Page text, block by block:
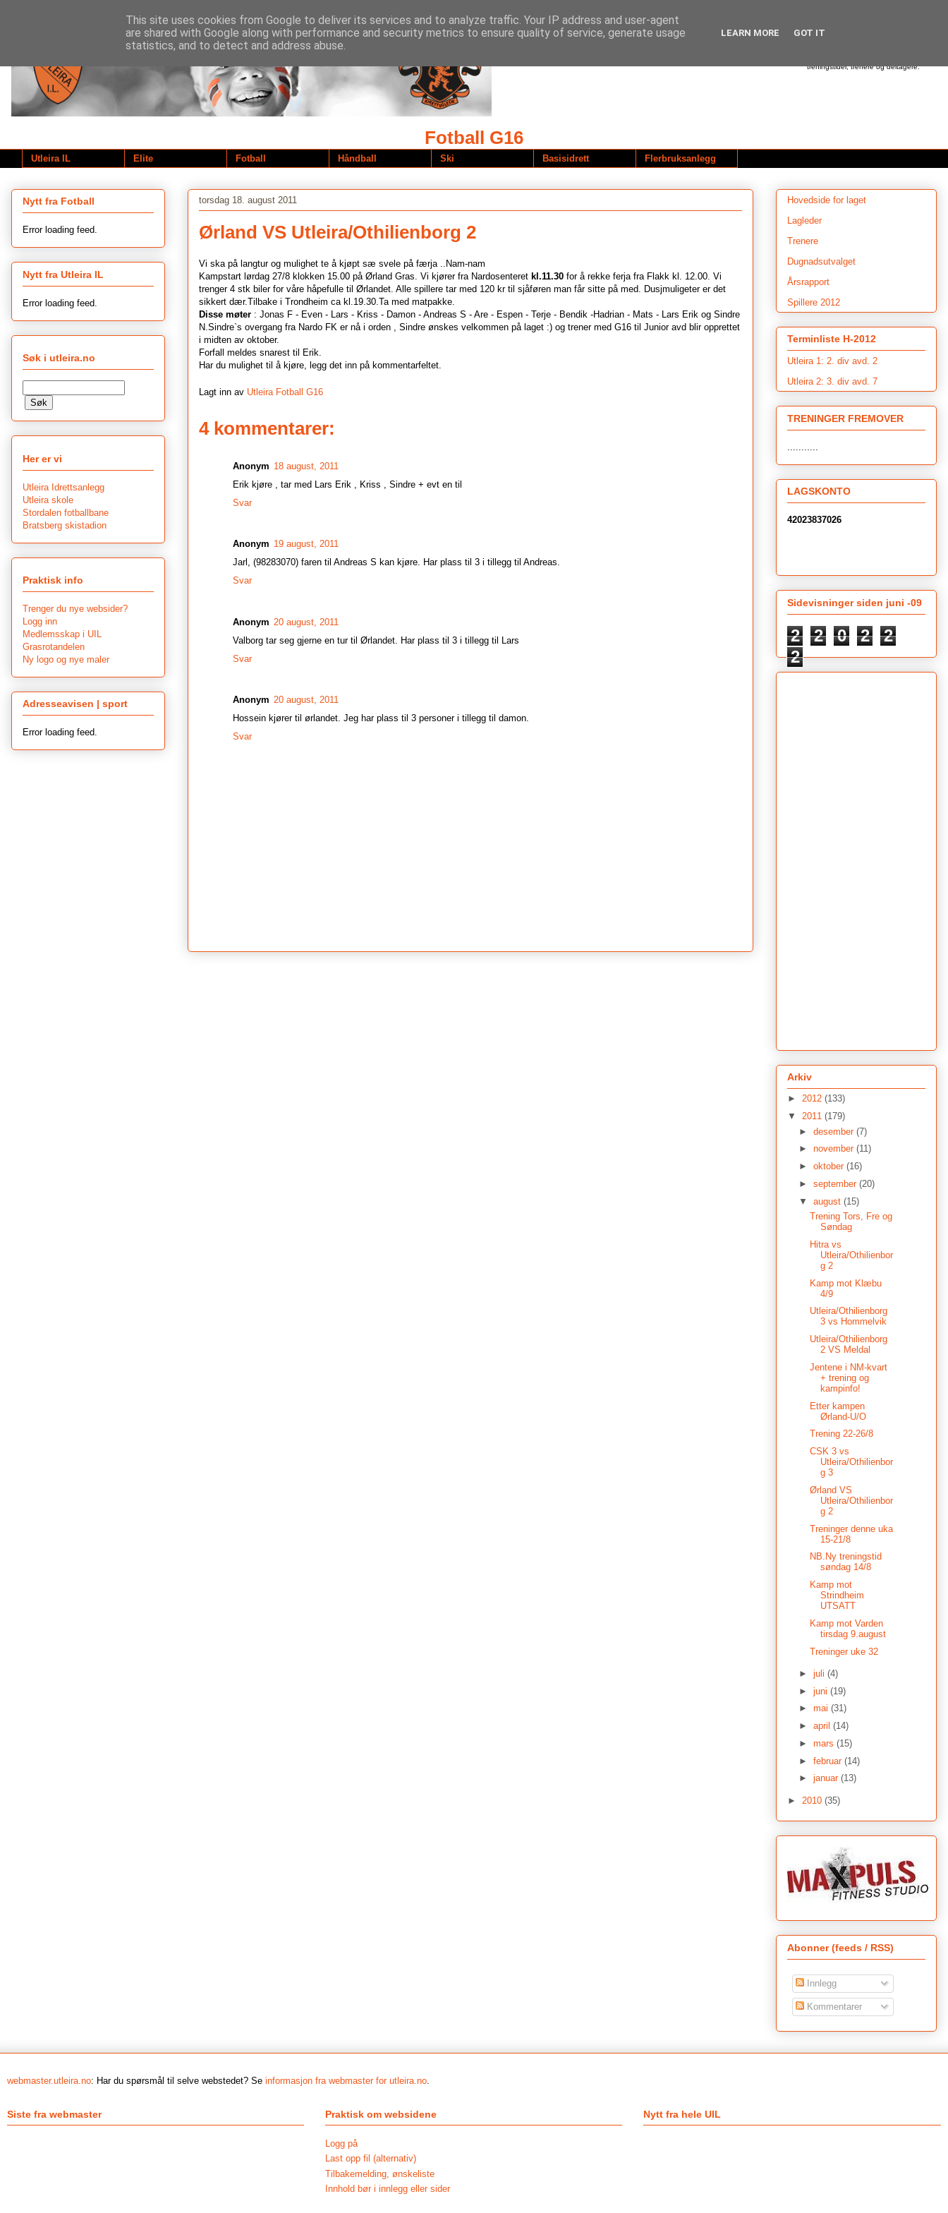
Dette er hjemmesiden til Utleira Idrettslag.
treningstider, trenere og deltagere.
Fotball G16
Utleira IL Elite Fotball Håndball Ski Basisidrett Flerbruksanlegg
torsdag 18. august 2011
Ørland VS Utleira/Othilienborg 2
Vi ska på langtur og mulighet te å kjøpt sæ svele på færja ..Nam-nam
Kampstart lørdag 27/8 klokken 15.00 på Ørland Gras. Vi kjører fra Nardosenteret kl.11.30 for å rekke ferja fra Flakk kl. 12.00. Vi
trenger 4 stk biler for våre håpefulle til Ørlandet. Alle spillere tar med 120 kr til sjåføren man får sitte på med. Dusjmuligeter er det
sikkert dær.Tilbake i Trondheim ca kl.19.30.Ta med matpakke.
Disse møter : Jonas F - Even - Lars - Kriss - Damon - Andreas S - Are - Espen - Terje - Bendik -Hadrian - Mats - Lars Erik og Sindre
N.Sindre`s overgang fra Nardo FK er nå i orden , Sindre ønskes velkommen på laget :) og trener med G16 til Junior avd blir opprettet
i midten av oktober.
Forfall meldes snarest til Erik.
Har du mulighet til å kjøre, legg det inn på kommentarfeltet.
Lagt inn av Utleira Fotball G16
4 kommentarer:
Anonym 18 august, 2011
Erik kjøre , tar med Lars Erik , Kriss , Sindre + evt en til
Svar
Anonym 19 august, 2011
Jarl, (98283070) faren til Andreas S kan kjøre. Har plass til 3 i tillegg til Andreas.
Svar
Anonym 20 august, 2011
Valborg tar seg gjerne en tur til Ørlandet. Har plass til 3 i tillegg til Lars
Svar
Anonym 20 august, 2011
Hossein kjører til ørlandet. Jeg har plass til 3 personer i tillegg til damon.
Svar
Nytt fra Fotball
Error loading feed.
Nytt fra Utleira IL
Error loading feed.
Søk i utleira.no
Her er vi
Utleira Idrettsanlegg
Utleira skole
Stordalen fotballbane
Bratsberg skistadion
Praktisk info
Trenger du nye websider?
Logg inn
Medlemsskap i UIL
Grasrotandelen
Ny logo og nye maler
Adresseavisen | sport
Error loading feed.
Hovedside for laget
Lagleder
Trenere
Dugnadsutvalget
Årsrapport
Spillere 2012
Terminliste H-2012
Utleira 1: 2. div avd. 2
Utleira 2: 3. div avd. 7
TRENINGER FREMOVER
LAGSKONTO
42023837026
Sidevisninger siden juni -09
2 2 0 2
2
2
Arkiv
► 2012 (133)
▼ 2011 (179)
► desember (7)
► november (11)
► oktober (16)
► september (20)
▼ august (15)
Trening Tors, Fre og
Søndag
Hitra vs
Utleira/Othilienbor
g 2
Kamp mot Klæbu
4/9
Utleira/Othilienborg
3 vs Hommelvik
Utleira/Othilienborg
2 VS Meldal
Jentene i NM-kvart
+ trening og
kampinfo!
Etter kampen
Ørland-U/O
Trening 22-26/8
CSK 3 vs
Utleira/Othilienbor
g 3
Ørland VS
Utleira/Othilienbor
g 2
Treninger denne uka
15-21/8
NB.Ny treningstid
søndag 14/8
Kamp mot
Strindheim
UTSATT
Kamp mot Varden
tirsdag 9.august
Treninger uke 32
► juli (4)
► juni (19)
► mai (31)
► april (14)
► mars (15)
► februar (14)
► januar (13)
► 2010 (35)
Abonner (feeds / RSS)
Innlegg
Kommentarer
webmaster.utleira.no: Har du spørsmål til selve webstedet? Se informasjon fra webmaster for utleira.no.
Siste fra webmaster Praktisk om websidene
Logg på
Last opp fil (alternativ)
Tilbakemelding, ønskeliste
Innhold bør i innlegg eller sider
Nytt fra hele UIL
This site uses cookies from Google to deliver its services and to analyze traffic. Your IP address and user-agent
are shared with Google along with performance and security metrics to ensure quality of service, generate usage
statistics, and to detect and address abuse.
LEARN MORE GOT IT